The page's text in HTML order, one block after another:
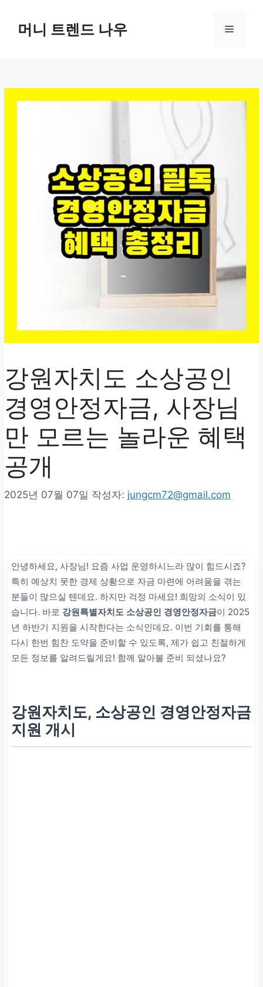
머니 트렌드 나우 메
강원자치도 소상공인
경영안정자금, 사장님
만 모르는 놀라운 혜택
공개
2025년 07월 07일 작성자: jungcm72@gmail.com
안녕하세요, 사장님! 요즘 사업 운영하시느라 많이 힘드시죠?
특히 예상치 못한 경제 상황으로 자금 마련에 어려움을 겪는
분들이 많으실 텐데요. 하지만 걱정 마세요! 희망의 소식이 있
습니다. 바로 강원특별자치도 소상공인 경영안정자금이 2025
년 하반기 지원을 시작한다는 소식인데요. 이번 기회를 통해
다시 한번 힘찬 도약을 준비할 수 있도록, 제가 쉽고 친절하게
모든 정보를 알려드릴게요! 함께 알아볼 준비 되셨나요?
강원자치도, 소상공인 경영안정자금
지원 개시